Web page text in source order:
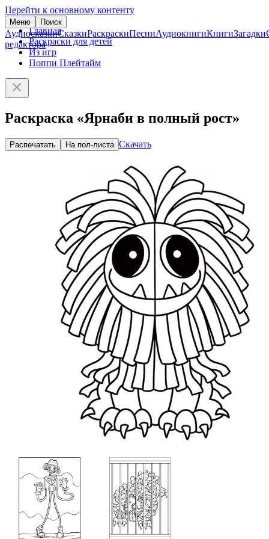
Перейти к основному контенту
Меню Поиск
АудиосказкиСказкиРаскраскиПесниАудиокнигиКнигиЗагадки
редактора
Главная
Раскраски для детей
Из игр
Поппи Плейтайм
Раскраска «Ярнаби в полный рост»
Распечатать На пол-листа Скачать